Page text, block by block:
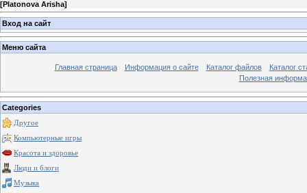
[Platonova Arisha]
Вход на сайт
Меню сайта
Главная страница Информация о сайте Каталог файлов
Каталог
Полезная
Categories
Другое
Компьютерные игры
Красота и здоровье
Люди и блоги
Музыка